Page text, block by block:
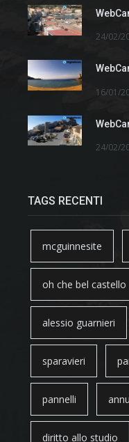
24/02/
16/01/
24/02/
TAGS RECENTI
mcguinnesite
oh che bel castello
alessio guarnieri
sparavieri
pannelli
diritto allo studio